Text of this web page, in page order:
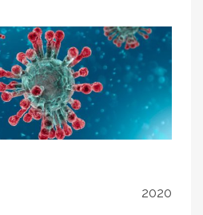
2020